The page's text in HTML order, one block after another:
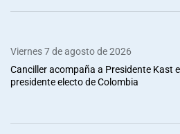
Viernes 7 de agosto de 2026
Canciller acompaña a Presidente Kast
presidente electo de Colombia